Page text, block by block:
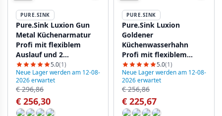
PURE.SINK
Pure.Sink Luxion Gun
Metal Küchenarmatur
Profi mit flexiblem
Auslauf und 2
Strahlarten PLXFLEX-61
5.0(1)
Neue Lager werden am 12-08-
2026 erwartet
€ 296,86
€ 256,30
PURE.SINK
Pure.Sink Luxion
Goldener
Küchenwasserhahn
Profi mit flexiblem
Auslauf und 2
Strahlarten PLXFLEX-60
5.0(1)
Neue Lager werden am 12-08-
2026 erwartet
€ 256,86
€ 225,67